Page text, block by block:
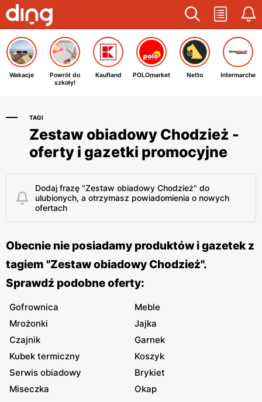
Wakacje
Powrót do
szkoły!
Kaufland POLOmarket Netto Intermarche
TAGI
Zestaw obiadowy Chodzież -
oferty i gazetki promocyjne
Dodaj frazę "Zestaw obiadowy Chodzież" do
ulubionych, a otrzymasz powiadomienia o nowych
ofertach
Obecnie nie posiadamy produktów i gazetek z
tagiem "Zestaw obiadowy Chodzież".
Sprawdź podobne oferty:
Gofrownica
Meble
Mrożonki
Jajka
Czajnik
Garnek
Kubek termiczny
Koszyk
Serwis obiadowy
Brykiet
Miseczka
Okap